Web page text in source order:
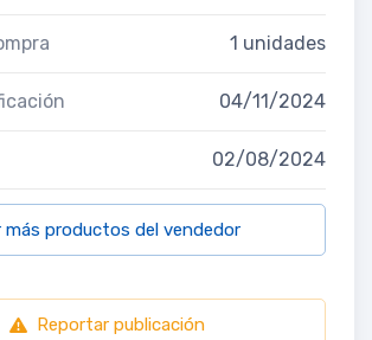
1 unidades
04/11/2024
02/08/2024
más productos del vendedor
Reportar publicación